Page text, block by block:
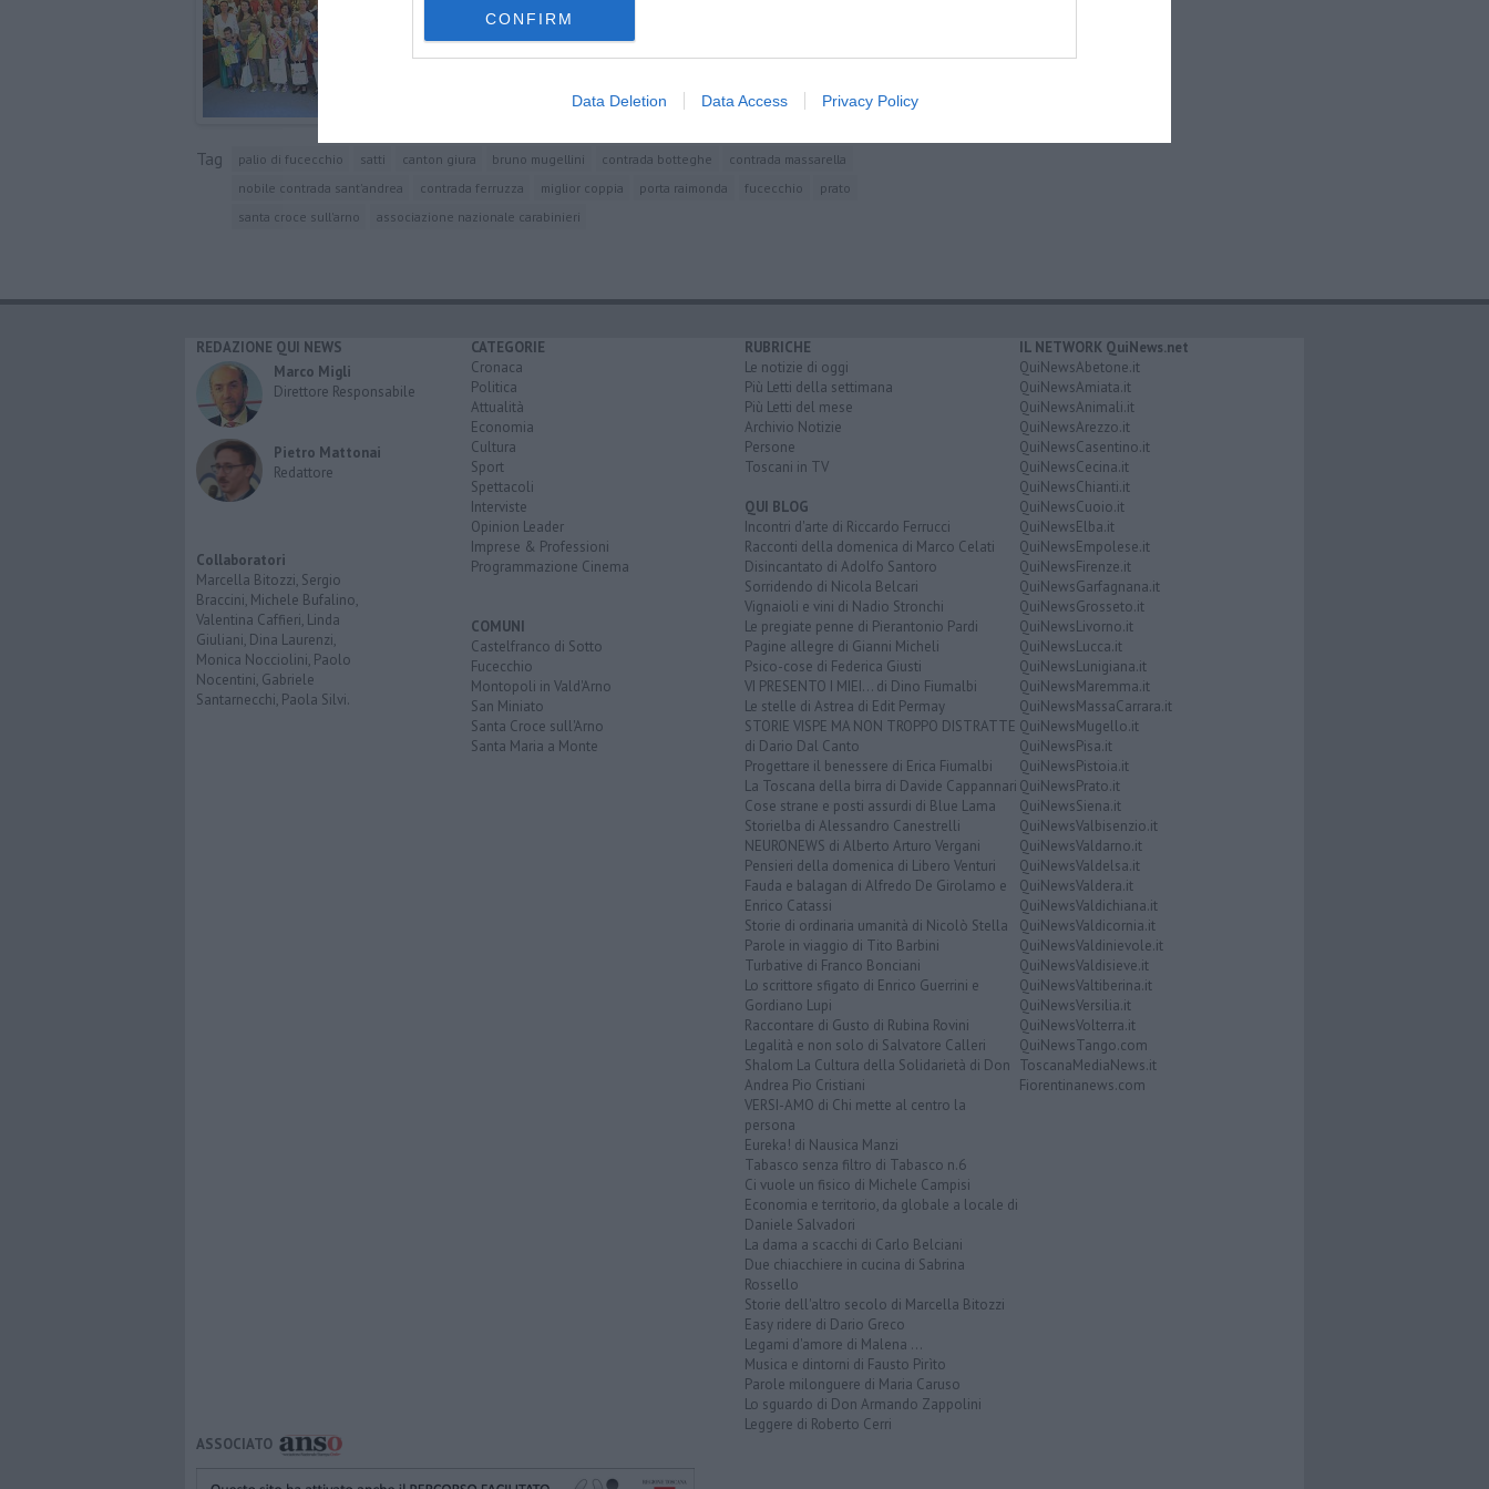
CONFIRM
Data Deletion Data Access Privacy Policy
Tag palio di fucecchio satti canton giura bruno mugellini contrada botteghe
contrada massarella
nobile contrada sant'andrea
contrada ferruzza miglior coppia porta raimonda fucecchio
prato
santa croce sull'arno
associazione nazionale carabinieri
REDAZIONE QUI NEWS
Marco Migli
Direttore Responsabile
Pietro Mattonai
Redattore
Collaboratori
Marcella Bitozzi, Sergio
Braccini, Michele Bufalino,
Valentina Caffieri, Linda
Giuliani, Dina Laurenzi,
Monica Nocciolini, Paolo
Nocentini, Gabriele
Santarnecchi, Paola Silvi.
CATEGORIE
Cronaca
Politica
Attualità
Economia
Cultura
Sport
Spettacoli
Interviste
Opinion Leader
Imprese & Professioni
Programmazione Cinema
COMUNI
Castelfranco di Sotto
Fucecchio
Montopoli in Vald'Arno
San Miniato
Santa Croce sull'Arno
Santa Maria a Monte
RUBRICHE
Le notizie di oggi
Più Letti della settimana
Più Letti del mese
Archivio Notizie
Persone
Toscani in TV
QUI BLOG
Incontri d'arte di Riccardo Ferrucci
Racconti della domenica di Marco Celati
Disincantato di Adolfo Santoro
Sorridendo di Nicola Belcari
Vignaioli e vini di Nadio Stronchi
Le pregiate penne di Pierantonio Pardi
Pagine allegre di Gianni Micheli
Psico-cose di Federica Giusti
VI PRESENTO I MIEI... di Dino Fiumalbi
Le stelle di Astrea di Edit Permay
STORIE VISPE MA NON TROPPO DISTRATTE
di Dario Dal Canto
Progettare il benessere di Erica Fiumalbi
La Toscana della birra di Davide Cappannari
Cose strane e posti assurdi di Blue Lama
Storielba di Alessandro Canestrelli
NEURONEWS di Alberto Arturo Vergani
Pensieri della domenica di Libero Venturi
Fauda e balagan di Alfredo De Girolamo e
Enrico Catassi
Storie di ordinaria umanità di Nicolò Stella
Parole in viaggio di Tito Barbini
Turbative di Franco Bonciani
Lo scrittore sfigato di Enrico Guerrini e
Gordiano Lupi
Raccontare di Gusto di Rubina Rovini
Legalità e non solo di Salvatore Calleri
Shalom La Cultura della Solidarietà di Don
Andrea Pio Cristiani
VERSI-AMO di Chi mette al centro la
persona
Eureka! di Nausica Manzi
Tabasco senza filtro di Tabasco n.6
Ci vuole un fisico di Michele Campisi
Economia e territorio, da globale a locale di
Daniele Salvadori
La dama a scacchi di Carlo Belciani
Due chiacchiere in cucina di Sabrina
Rossello
Storie dell'altro secolo di Marcella Bitozzi
Easy ridere di Dario Greco
Legami d'amore di Malena ...
Musica e dintorni di Fausto Pirìto
Parole milonguere di Maria Caruso
Lo sguardo di Don Armando Zappolini
Leggere di Roberto Cerri
IL NETWORK QuiNews.net
QuiNewsAbetone.it
QuiNewsAmiata.it
QuiNewsAnimali.it
QuiNewsArezzo.it
QuiNewsCasentino.it
QuiNewsCecina.it
QuiNewsChianti.it
QuiNewsCuoio.it
QuiNewsElba.it
QuiNewsEmpolese.it
QuiNewsFirenze.it
QuiNewsGarfagnana.it
QuiNewsGrosseto.it
QuiNewsLivorno.it
QuiNewsLucca.it
QuiNewsLunigiana.it
QuiNewsMaremma.it
QuiNewsMassaCarrara.it
QuiNewsMugello.it
QuiNewsPisa.it
QuiNewsPistoia.it
QuiNewsPrato.it
QuiNewsSiena.it
QuiNewsValbisenzio.it
QuiNewsValdarno.it
QuiNewsValdelsa.it
QuiNewsValdera.it
QuiNewsValdichiana.it
QuiNewsValdicornia.it
QuiNewsValdinievole.it
QuiNewsValdisieve.it
QuiNewsValtiberina.it
QuiNewsVersilia.it
QuiNewsVolterra.it
QuiNewsTango.com
ToscanaMediaNews.it
Fiorentinanews.com
ASSOCIATO